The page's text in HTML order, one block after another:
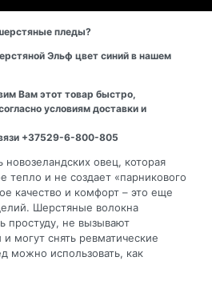
пледы?
Эльф цвет синий в нашем
Вам этот товар быстро,
условиям доставки и
+37529-6-800-805
овец, которая
тепло и не создает «парникового
качество и комфорт – это еще
Шерстяные волокна
простуду, не вызывают
могут снять ревматические
можно использовать, как